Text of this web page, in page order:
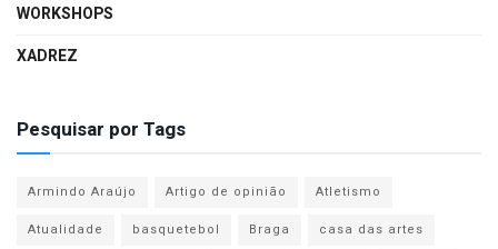
WORKSHOPS
XADREZ
Pesquisar por Tags
Armindo Araújo Artigo de opinião
Atletismo
Atualidade
basquetebol Braga
casa das artes